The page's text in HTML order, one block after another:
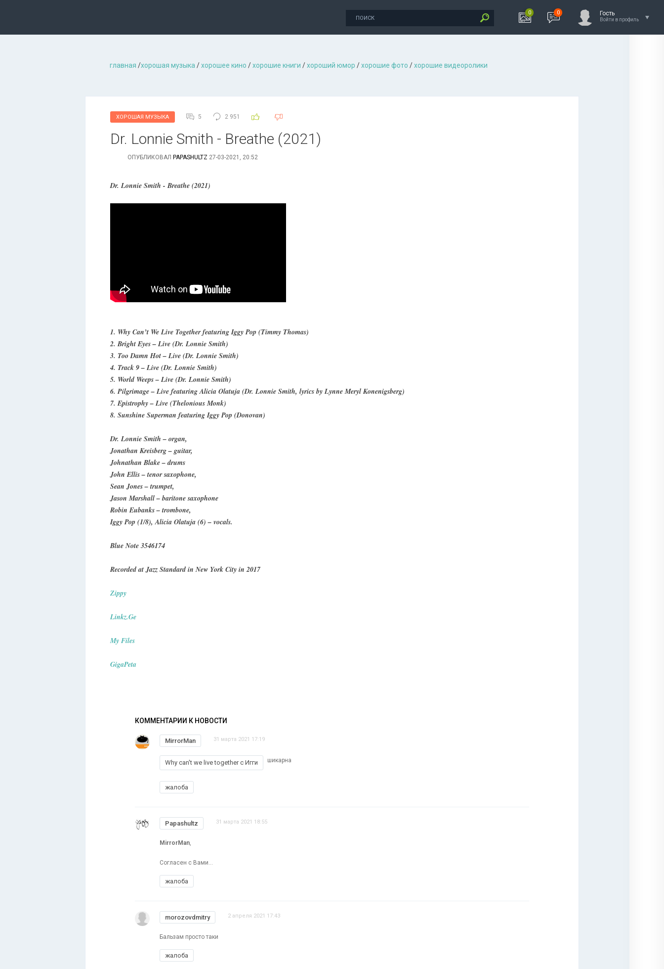
0 0 Гость
Войти в профиль
главная /хорошая музыкa /хорошее кино /хорошие книги /хороший юмор /хорошие фото /хорошие видеоролики
ХОРОШАЯ МУЗЫКА 5 2 951
Dr. Lonnie Smith - Breathe (2021)
ОПУБЛИКОВАЛ PAPASHULTZ 27-03-2021, 20:52
Dr. Lonnie Smith - Breathe (2021)
1. Why Can’t We Live Together featuring Iggy Pop (Timmy Thomas)
2. Bright Eyes – Live (Dr. Lonnie Smith)
3. Too Damn Hot – Live (Dr. Lonnie Smith)
4. Track 9 – Live (Dr. Lonnie Smith)
5. World Weeps – Live (Dr. Lonnie Smith)
6. Pilgrimage – Live featuring Alicia Olatuja (Dr. Lonnie Smith, lyrics by Lynne Meryl Konenigsberg)
7. Epistrophy – Live (Thelonious Monk)
8. Sunshine Superman featuring Iggy Pop (Donovan)
Dr. Lonnie Smith – organ,
Jonathan Kreisberg – guitar,
Johnathan Blake – drums
John Ellis – tenor saxophone,
Sean Jones – trumpet,
Jason Marshall – baritone saxophone
Robin Eubanks – trombone,
Iggy Pop (1/8), Alicia Olatuja (6) – vocals.
Blue Note 3546174
Recorded at Jazz Standard in New York City in 2017
Zippy
Linkz.Ge
My Files
GigaPeta
КОММЕНТАРИИ К НОВОСТИ
MirrorMan 31 марта 2021 17:19
Why can't we live together с Игги шикарна
жалоба
Papashultz 31 марта 2021 18:55
MirrorMan,
Согласен с Вами...
жалоба
morozovdmitry 2 апреля 2021 17:43
Бальзам просто таки
жалоба